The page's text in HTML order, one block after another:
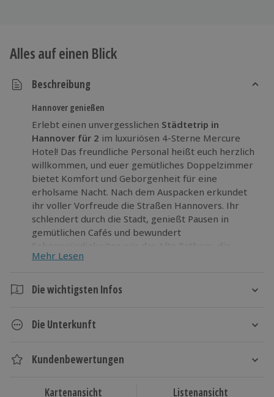
Alles auf einen Blick
Beschreibung
Hannover genießen
Erlebt einen unvergesslichen Städtetrip in
Hannover für 2 im luxuriösen 4-Sterne Mercure
Hotel! Das freundliche Personal heißt euch herzlich
willkommen, und euer gemütliches Doppelzimmer
bietet Komfort und Geborgenheit für eine
erholsame Nacht. Nach dem Auspacken erkundet
ihr voller Vorfreude die Straßen Hannovers. Ihr
schlendert durch die Stadt, genießt Pausen in
gemütlichen Cafés und bewundert
Sehenswürdigkeiten wie das Alte Rathaus, die
Marktkirche und das Schloss Marienburg. Am
ausgiebigen Frühstück und setzt eure
Erkundungstour fort.
Lust auf dieses Erlebnis? Lasst eure Träume wahr
werden undkommt nach Hannover
Mehr Lesen
Die wichtigsten Infos
2 Tage
Ganzjährig zu bestimmten Terminen verfügbar
Die Unterkunft
Hotelausstattung:
Kundenbewertungen
Kartenansicht Listenansicht